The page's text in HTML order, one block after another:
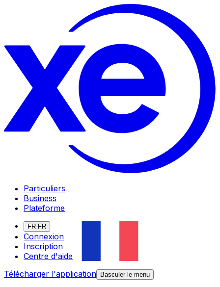
Particuliers
Business
Plateforme
FR-FR
Connexion
Inscription
Centre d'aide
Télécharger l'application
Basculer le menu